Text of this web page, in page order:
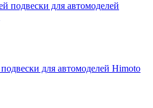
для автомоделей Himoto